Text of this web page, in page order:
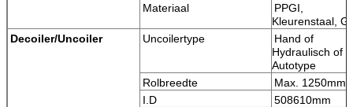
Materiaal
PPGI,
Kleurenstaal,
Decoiler/Uncoiler
Uncoilertype
Hand of
Hydraulisch of
Autotype
Rolbreedte
Max. 1250mm
I.D
508610mm